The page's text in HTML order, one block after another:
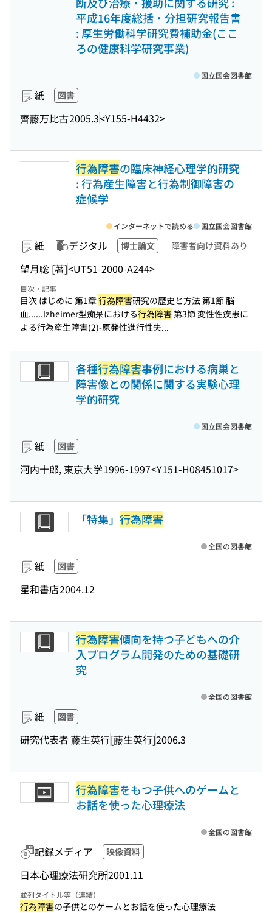
平成16年度総括・分担研究報告書
: 厚生労働科学研究費補助金(ここ
ろの健康科学研究事業)
紙 図書
齊藤万比古2005.3<Y155-H4432>
国立国会図書館
行為障害の臨床神経心理学的研究
: 行為産生障害と行為制御障害の
症候学
紙 デジタル 博士論文 障害者向け資料あり
望月聡 [著]<UT51-2000-A244>
インターネットで読める 国立国会図書館
目次・記事
目次 はじめに 第1章行為障害研究の歴史と方法 第1節 脳
血......lzheimer型痴呆における行為障害第3節 変性性疾患に
よる行為産生障害(2)-原発性進行性失...
各種行為障害事例における病巣と
障害像との関係に関する実験心理
学的研究
紙 図書
河内十郎, 東京大学1996-1997<Y151-H08451017>
国立国会図書館
「特集」 行為障害
紙 図書
星和書店2004.12
全国の図書館
行為障害傾向を持つ子どもへの介
入プログラム開発のための基礎研
究
紙 図書
研究代表者 藤生英行[藤生英行]2006.3
全国の図書館
行為障害をもつ子供へのゲームと
お話を使った心理療法
記録メディア 映像資料
日本心理療法研究所2001.11
全国の図書館
並列タイトル等（連結）
行為障害の子供とのゲームとお話を使った心理療法